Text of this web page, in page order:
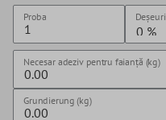
Proba Deșeuri
Necesar adeziv pentru faianță (kg)
Grundierung (kg)